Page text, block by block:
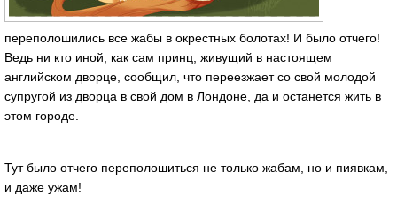
переполошились все жабы в окрестных болотах! И было отчего!
Ведь ни кто иной, как сам принц, живущий в настоящем
английском дворце, сообщил, что переезжает со свой молодой
супругой из дворца в свой дом в Лондоне, да и останется жить в
этом городе.
Тут было отчего переполошиться не только жабам, но и пиявкам,
и даже ужам!